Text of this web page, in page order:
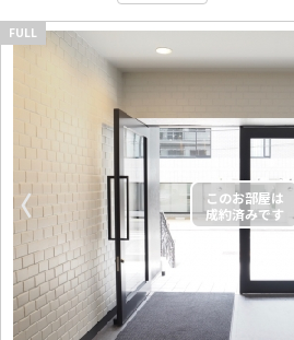
〈
FULL